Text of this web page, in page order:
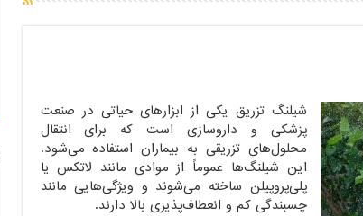
شیلنگ تزریق یکی از ابزارهای حیاتی در صنعت
پزشکی و داروسازی است که برای انتقال
محلول‌های تزریقی به بیماران استفاده می‌شود.
این شیلنگ‌ها عموماً از موادی مانند لاتکس یا
پلی‌پروپیلن ساخته می‌شوند و ویژگی‌هایی مانند
چسبندگی کم و انعطاف‌پذیری بالا دارند.